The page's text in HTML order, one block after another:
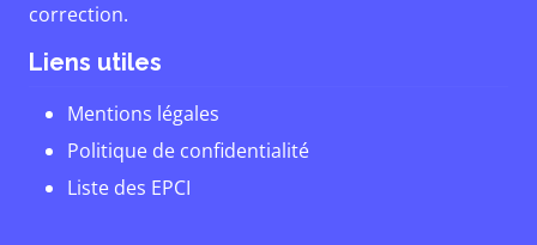
correction.
Liens utiles
Mentions légales
Politique de confidentialité
Liste des EPCI